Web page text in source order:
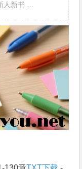
人新书 …